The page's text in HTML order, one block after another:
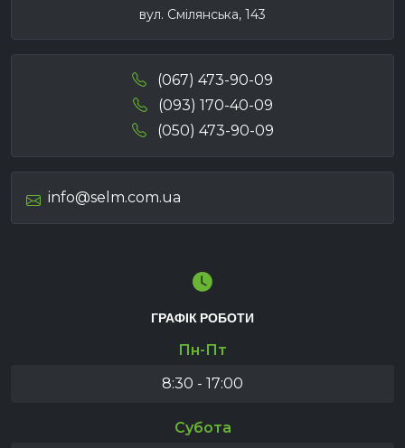
вул. Смілянська, 143
(067) 473-90-09
(093) 170-40-09
(050) 473-90-09
info@selm.com.ua
ГРАФІК РОБОТИ
Пн-Пт
8:30 - 17:00
Субота